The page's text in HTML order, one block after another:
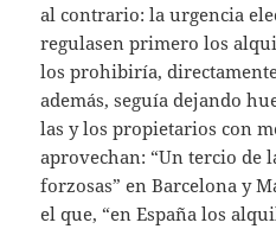
al contrario: la urgencia
regulasen primero los
los prohibiría,
además, seguía dejando
las y los propietarios con
aprovechan: “Un tercio de
forzosas” en Barcelona y
el que, “en España los